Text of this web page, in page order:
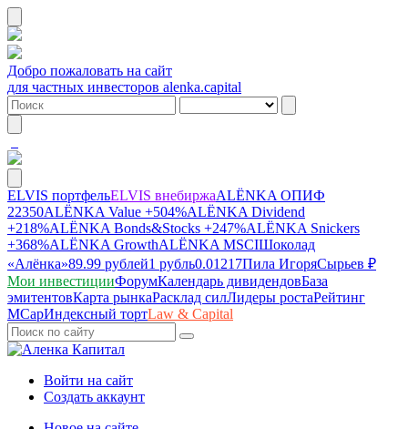
Добро пожаловать на сайт
для частных инвесторов alenka.capital
ELVIS портфельELVIS внебиржаALЁNKA ОПИФ
22350ALЁNKA Value +504%ALЁNKA Dividend
+218%ALЁNKA Bonds&Stocks +247%ALЁNKA Snickers
+368%ALЁNKA GrowthALЁNKA MSCIШоколад
«Алёнка»89.99 рублей1 рубль0.01217Пила ИгоряСырьев ₽
Мои инвестицииФорумКалендарь дивидендовБаза
эмитентовКарта рынкаРасклад силЛидеры ростаРейтинг
MCapИндексный тортLaw & Capital
Войти на сайт
Создать аккаунт